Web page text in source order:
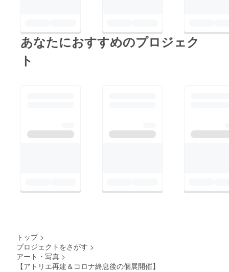
あなたにおすすめのプロジェク
ト
トップ >
プロジェクトをさがす >
アート・写真 >
【アトリエ再建＆コロナ終息後の個展開催】